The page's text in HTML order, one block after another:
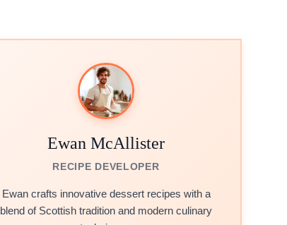
Ewan McAllister
RECIPE DEVELOPER
Ewan crafts innovative dessert recipes with a
blend of Scottish tradition and modern culinary